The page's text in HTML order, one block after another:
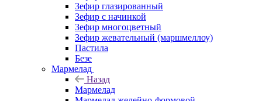
Зефир глазированный
Зефир с начинкой
Зефир многоцветный
Зефир жевательный (маршмеллоу)
Пастила
Безе
Мармелад
Назад
Мармелад